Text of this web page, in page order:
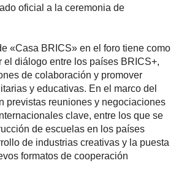
oficial a la ceremonia de
«Casa BRICS» en el foro tiene como
el diálogo entre los países BRICS+,
de colaboración y promover
y educativas. En el marco del
previstas reuniones y negociaciones
clave, entre los que se
de escuelas en los países
de industrias creativas y la puesta
formatos de cooperación